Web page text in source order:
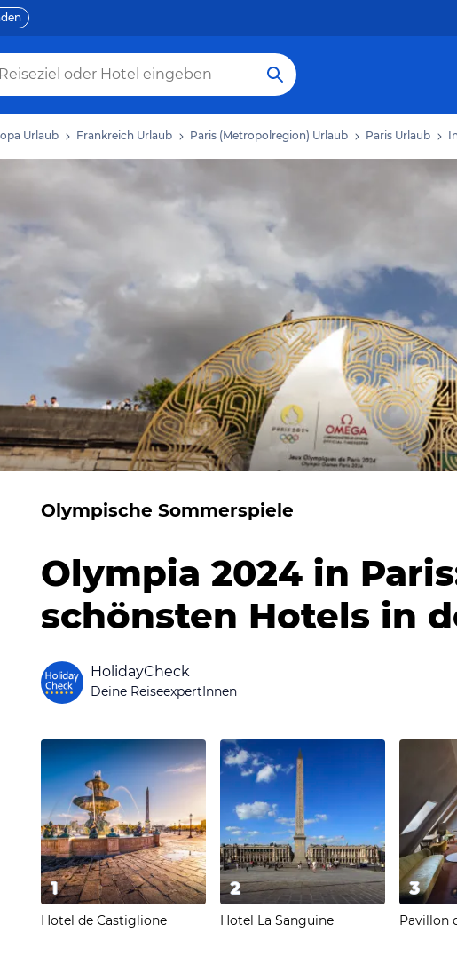
Urlaub Frankreich Urlaub Paris (Metropolregion) Urlaub Paris Urlaub
Olympische Sommerspiele
Olympia 2024 in
schönsten Hotels in
HolidayCheck
Deine ReiseexpertInnen
1
Hotel de Castiglione
2
Hotel La Sanguine
3
Pavillon